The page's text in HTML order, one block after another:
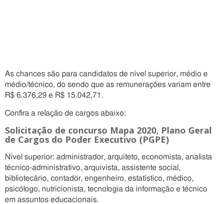
As chances são para candidatos de nível superior, médio e
médio/técnico, do sendo que as remunerações variam entre
R$ 6.376,29 e R$ 15.042,71.
Confira a relação de cargos abaixo:
Solicitação de concurso Mapa 2020, Plano Geral
de Cargos do Poder Executivo (PGPE)
Nível superior: administrador, arquiteto, economista, analista
técnico-administrativo, arquivista, assistente social,
bibliotecário, contador, engenheiro, estatístico, médico,
psicólogo, nutricionista, tecnologia da informação e técnico
em assuntos educacionais.